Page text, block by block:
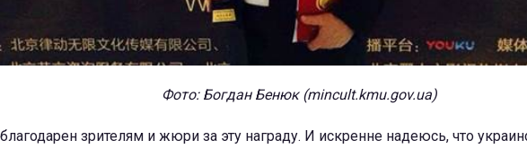
Фото: Богдан Бенюк (mincult.kmu.gov.ua)
зрителям и жюри за эту награду. И искренне надеюсь, что